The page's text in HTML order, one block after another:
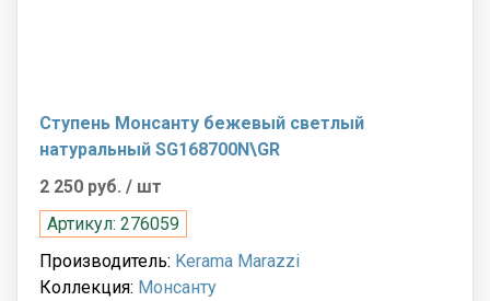
Cтупень Монсанту бежевый светлый
натуральный SG168700N\GR
2 250 руб. / шт
Артикул: 276059
Производитель: Kerama Marazzi
Коллекция: Монсанту